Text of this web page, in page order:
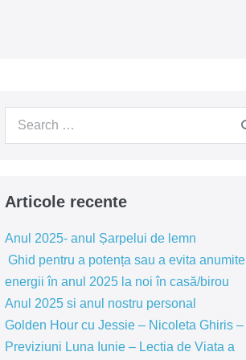
Search
Articole recente
Anul 2025- anul Șarpelui de lemn
Ghid pentru a potența sau a evita anumite
energii în anul 2025 la noi în casă/birou
Anul 2025 si anul nostru personal
Golden Hour cu Jessie – Nicoleta Ghiris –
Previziuni Luna Iunie – Lectia de Viata a